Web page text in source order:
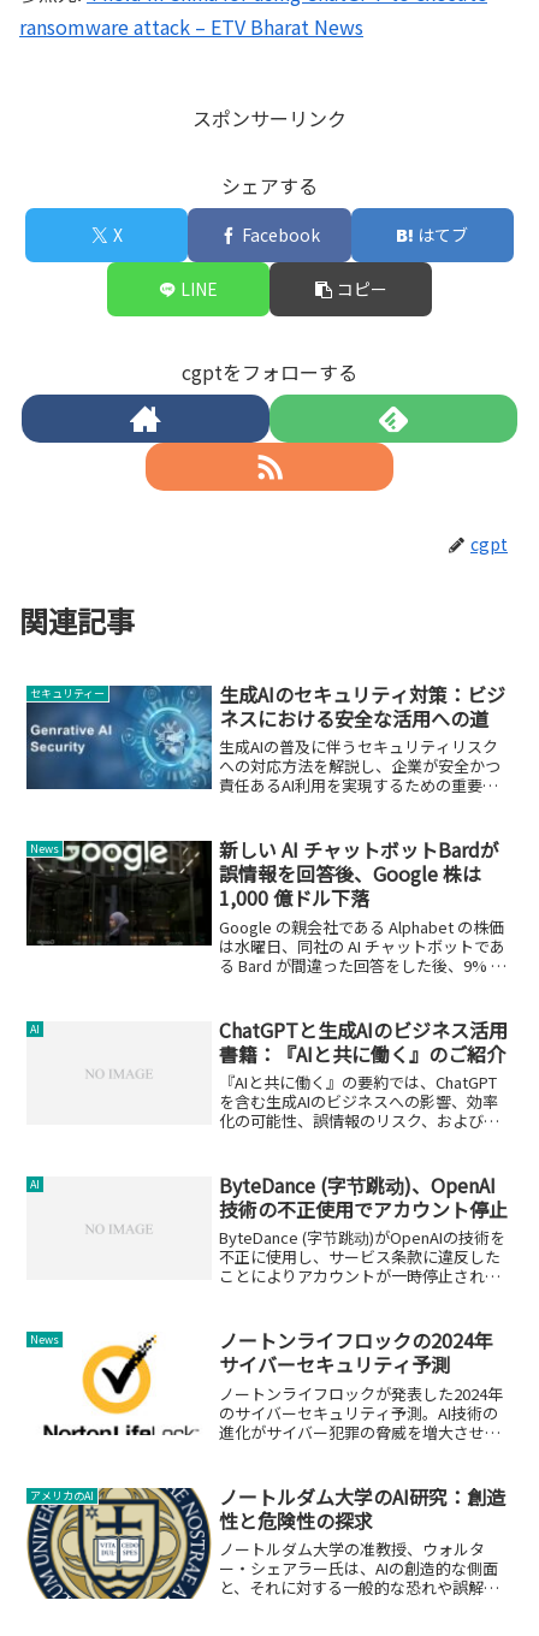
ransomware attack – ETV Bharat News
スポンサーリンク
シェアする
X Facebook はてブ
LINE コピー
cgptをフォローする
cgpt
関連記事
セキュリティー
生成AIのセキュリティ対策：ビジ
ネスにおける安全な活用への道
生成AIの普及に伴うセキュリティリスク
への対応方法を解説し、企業が安全かつ
責任あるAI利用を実現するための重要性
News
新しい AI チャットボットBardが
誤情報を回答後、Google 株は
1,000 億ドル下落
Google の親会社である Alphabet の株価
は水曜日、同社の AI チャットボットであ
る Bard が間違った回答をした後、9% 下
AI
ChatGPTと生成AIのビジネス活用
書籍：『AIと共に働く』のご紹介
『AIと共に働く』の要約では、ChatGPT
を含む生成AIのビジネスへの影響、効率
化の可能性、誤情報のリスク、およびプ
AI
ByteDance (字节跳动)、OpenAI
技術の不正使用でアカウント停止
ByteDance (字节跳动)がOpenAIの技術を
不正に使用し、サービス条款に違反した
ことによりアカウントが一時停止された
News
ノートンライフロックの2024年
サイバーセキュリティ予測
ノートンライフロックが発表した2024年
のサイバーセキュリティ予測。AI技術の
進化がサイバー犯罪の脅威を増大させ
アメリカのAI
ノートルダム大学のAI研究：創造
性と危険性の探求
ノートルダム大学の准教授、ウォルタ
ー・シェアラー氏は、AIの創造的な側面
と、それに対する一般的な恐れや誤解を